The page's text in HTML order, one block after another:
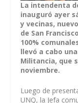
La intendenta
inauguró ayer
y vecinas,
de San
100%
llevó a cabo
Militancia, que
noviembre.
Luego de
UNQ, la Jefa